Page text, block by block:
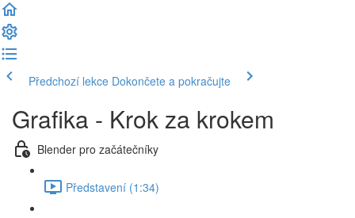
Předchozí lekce Dokončete a pokračujte
Grafika - Krok za krokem
Blender pro začátečníky
Představení (1:34)